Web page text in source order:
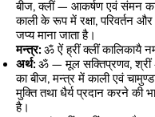
बीज, क्लीं — आकर्षण एवं संमन का
काली के रूप में रक्षा, परिवर्तन और
जप्य माना जाता है।
मन्त्र: ॐ ऐं ह्रीं क्लीं कालिकायै
अर्थ: ॐ — मूल सक्तिप्रणव, श्रीं
का बीज, मन्त्र में काली एवं
मुक्ति तथा धैर्य प्रदान करने की
है।